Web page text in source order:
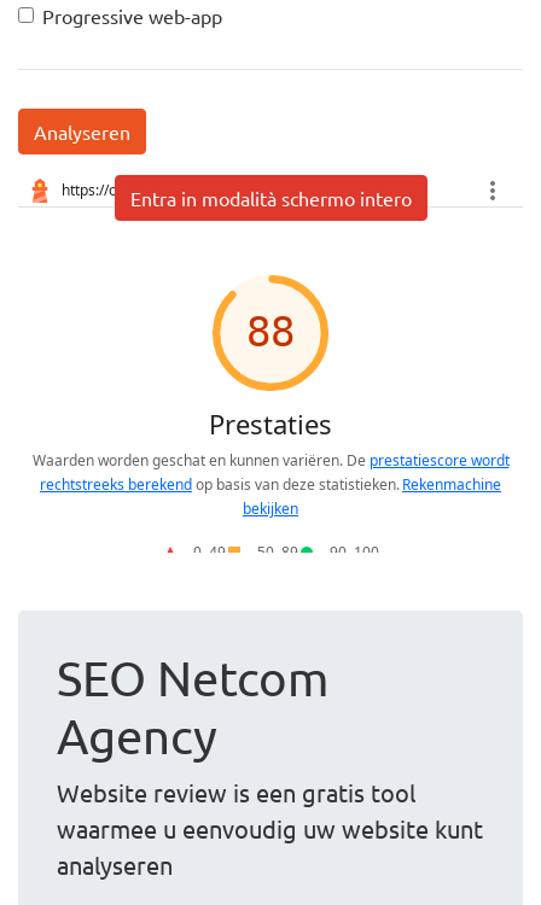
Progressive web-app
Analyseren
Entra in modalità schermo intero
SEO Netcom
Agency
Website review is een gratis tool
waarmee u eenvoudig uw website kunt
analyseren